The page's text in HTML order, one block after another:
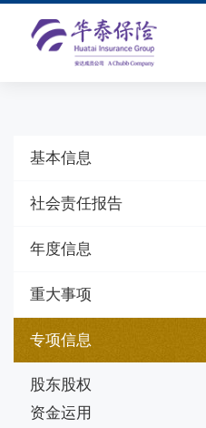
基本信息
社会责任报告
年度信息
重大事项
专项信息
股东股权
资金运用